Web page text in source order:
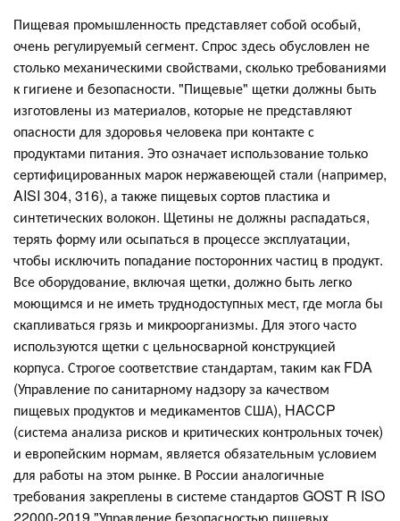
Пищевая промышленность представляет собой особый,
очень регулируемый сегмент. Спрос здесь обусловлен не
столько механическими свойствами, сколько требованиями
к гигиене и безопасности. "Пищевые" щетки должны быть
изготовлены из материалов, которые не представляют
опасности для здоровья человека при контакте с
продуктами питания. Это означает использование только
сертифицированных марок нержавеющей стали (например,
AISI 304, 316), а также пищевых сортов пластика и
синтетических волокон. Щетины не должны распадаться,
терять форму или осыпаться в процессе эксплуатации,
чтобы исключить попадание посторонних частиц в продукт.
Все оборудование, включая щетки, должно быть легко
моющимся и не иметь труднодоступных мест, где могла бы
скапливаться грязь и микроорганизмы. Для этого часто
используются щетки с цельносварной конструкцией
корпуса. Строгое соответствие стандартам, таким как FDA
(Управление по санитарному надзору за качеством
пищевых продуктов и медикаментов США), HACCP
(система анализа рисков и критических контрольных точек)
и европейским нормам, является обязательным условием
для работы на этом рынке. В России аналогичные
требования закреплены в системе стандартов GOST R ISO
22000-2019 "Управление безопасностью пищевых